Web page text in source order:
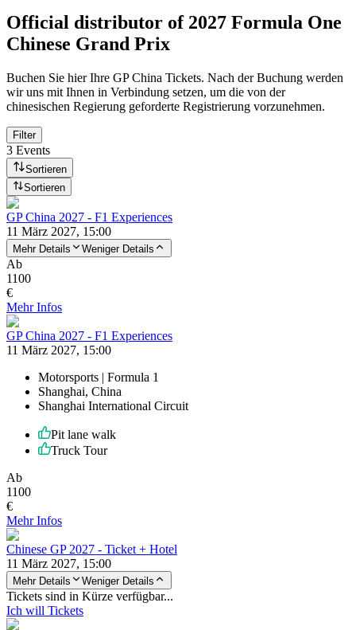
Official distributor of 2027 Formula One
Chinese Grand Prix
Buchen Sie hier Ihre GP China Tickets. Nach der Buchung werden
wir uns mit Ihnen in Verbindung setzen, um die von der
chinesischen Regierung geforderte Registrierung vorzunehmen.
Filter
3 Events
Sortieren
Sortieren
GP China 2027 - F1 Experiences
11 März 2027, 15:00
Mehr Details Weniger Details
Ab
1100
€
Mehr Infos
GP China 2027 - F1 Experiences
11 März 2027, 15:00
Motorsports | Formula 1
Shanghai, China
Shanghai International Circuit
Pit lane walk
Truck Tour
Ab
1100
€
Mehr Infos
Chinese GP 2027 - Ticket + Hotel
11 März 2027, 15:00
Mehr Details Weniger Details
Tickets sind in Kürze verfügbar...
Ich will Tickets